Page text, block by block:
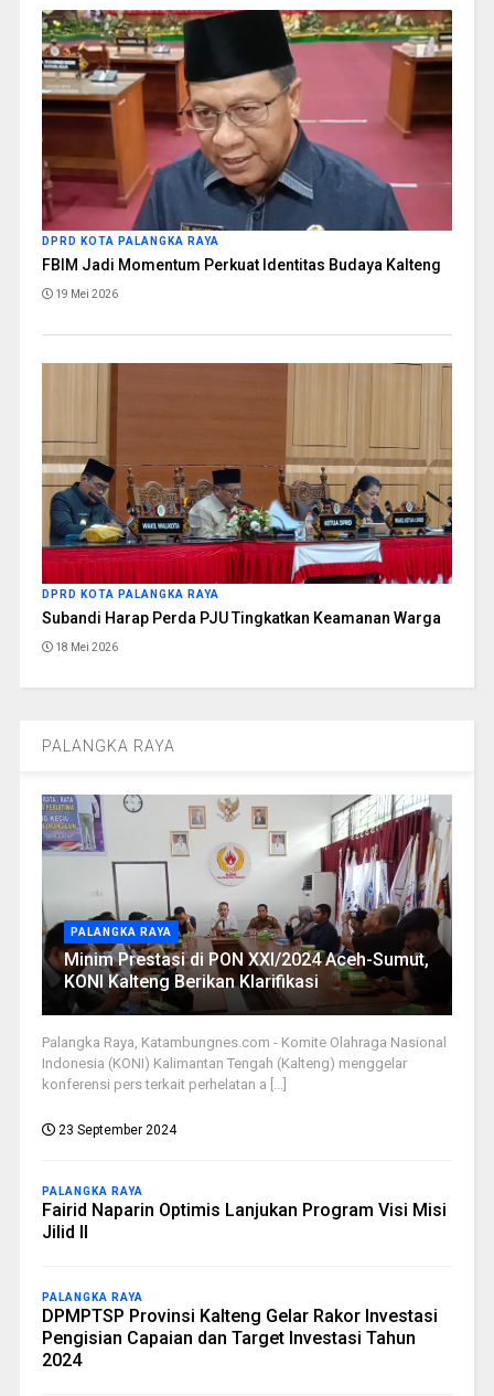
DPRD KOTA PALANGKA RAYA
FBIM Jadi Momentum Perkuat Identitas Budaya Kalteng
19 Mei 2026
DPRD KOTA PALANGKA RAYA
Subandi Harap Perda PJU Tingkatkan Keamanan Warga
18 Mei 2026
PALANGKA RAYA
PALANGKA RAYA
Minim Prestasi di PON XXI/2024 Aceh-Sumut,
KONI Kalteng Berikan Klarifikasi
Palangka Raya, Katambungnes.com - Komite Olahraga Nasional
Indonesia (KONI) Kalimantan Tengah (Kalteng) menggelar
konferensi pers terkait perhelatan a [...]
23 September 2024
PALANGKA RAYA
Fairid Naparin Optimis Lanjukan Program Visi Misi
Jilid II
PALANGKA RAYA
DPMPTSP Provinsi Kalteng Gelar Rakor Investasi
Pengisian Capaian dan Target Investasi Tahun
2024